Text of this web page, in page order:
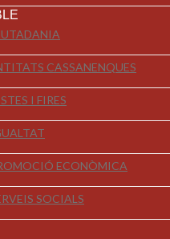
CASSANENQUES
I FIRES
ECONÒMICA
SOCIALS